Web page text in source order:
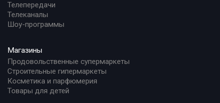
Телепередачи
Телеканалы
Шоу-программы
Магазины
Продовольственные супермаркеты
Строительные гипермаркеты
Косметика и парфюмерия
Товары для детей